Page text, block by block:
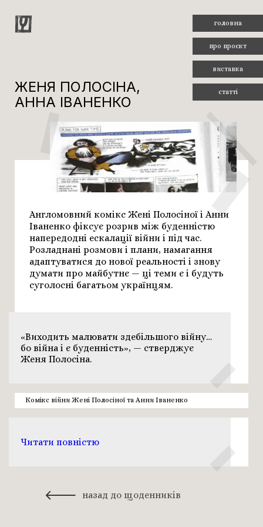
головна
про проєкт
виставка
статті
ЖЕНЯ ПОЛОСІНА,
АННА ІВАНЕНКО
Англомовний комікс Жені Полосіної і Анни
Іваненко фіксує розрив між буденністю
напередодні ескалації війни і під час.
Розладнані розмови і плани, намагання
адаптуватися до нової реальності і знову
думати про майбутнє — ці теми є і будуть
суголосні багатьом українцям.
«Виходить малювати здебільшого війну…
бо війна і є буденність», — стверджує
Женя Полосіна.
Комікс війни Жені Полосіної та Анни Іваненко
Читати повністю
назад до щоденників